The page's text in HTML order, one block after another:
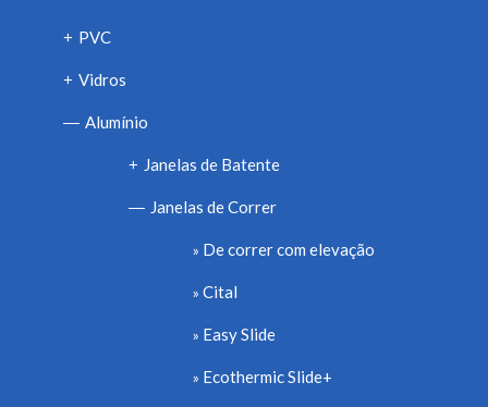
+ PVC
+ Vidros
— Alumínio
+ Janelas de Batente
— Janelas de Correr
De correr com elevação
Cital
Easy Slide
Ecothermic Slide+